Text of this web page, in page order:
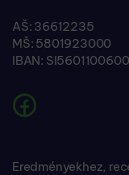
AŠ: 36612235
MŠ: 5801923000
IBAN:
Eredményekhez,